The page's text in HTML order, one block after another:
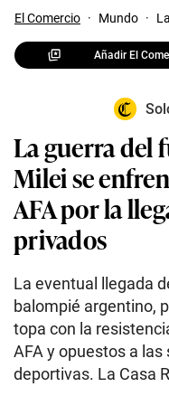
El Comercio · Mundo ·
Añadir El
La guerra del
Milei se
AFA por la
privados
La eventual llegada
balompié argentino,
topa con la
AFA y opuestos a
deportivas. La Casa